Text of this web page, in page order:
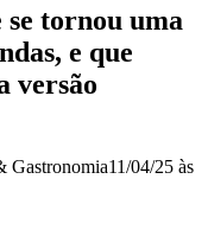
tornou uma
e que
versão
Gastronomia11/04/25 às